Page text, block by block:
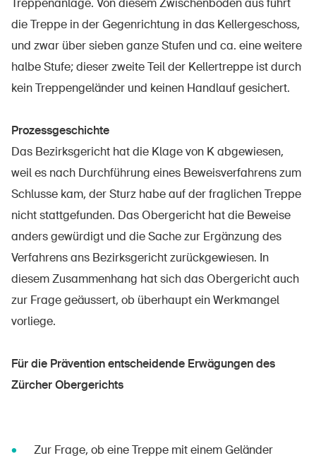
Rechtsfragen & Gerichtsentscheide
Sicherheitsdelegierte & Gemeinden
Treppenanlage. Von diesem Zwischenboden aus führt
die Treppe in der Gegenrichtung in das Kellergeschoss,
und zwar über sieben ganze Stufen und ca. eine weitere
halbe Stufe; dieser zweite Teil der Kellertreppe ist durch
kein Treppengeländer und keinen Handlauf gesichert.
Prozessgeschichte
Das Bezirksgericht hat die Klage von K abgewiesen,
weil es nach Durchführung eines Beweisverfahrens zum
Schlusse kam, der Sturz habe auf der fraglichen Treppe
nicht stattgefunden. Das Obergericht hat die Beweise
anders gewürdigt und die Sache zur Ergänzung des
Verfahrens ans Bezirksgericht zurückgewiesen. In
diesem Zusammenhang hat sich das Obergericht auch
zur Frage geäussert, ob überhaupt ein Werkmangel
vorliege.
Für die Prävention entscheidende Erwägungen des
Zürcher Obergerichts
Zur Frage, ob eine Treppe mit einem Geländer